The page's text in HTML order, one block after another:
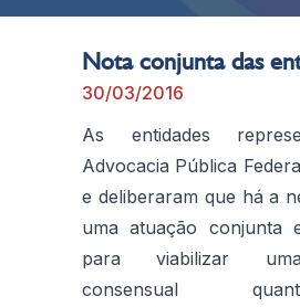
Nota conjunta das
30/03/2016
As entidades
Advocacia Pública
e deliberaram que há a
uma atuação conjunta
para viabilizar
consensual